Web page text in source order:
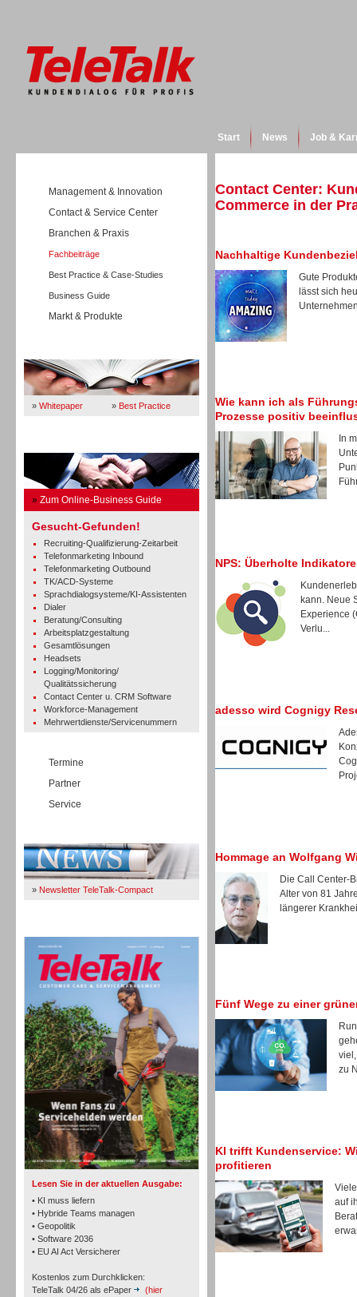
Start News Job &
Management & Innovation
Contact & Service Center
Branchen & Praxis
Fachbeiträge
Best Practice & Case-Studies
Business Guide
Markt & Produkte
» Whitepaper » Best Practice
» Zum Online-Business Guide
Gesucht-Gefunden!
Recruiting-Qualifizierung-Zeitarbeit
Telefonmarketing Inbound
Telefonmarketing Outbound
TK/ACD-Systeme
Sprachdialogsysteme/KI-Assistenten
Dialer
Beratung/Consulting
Arbeitsplatzgestaltung
Gesamtlösungen
Headsets
Logging/Monitoring/
Qualitätssicherung
Contact Center u. CRM Software
Workforce-Management
Mehrwertdienste/Servicenummern
Termine
Partner
Service
» Newsletter TeleTalk-Compact
Lesen Sie in der aktuellen Ausgabe:
• KI muss liefern
• Hybride Teams managen
• Geopolitik
• Software 2036
• EU AI Act Versicherer
Kostenlos zum Durchklicken:
TeleTalk 04/26 als ePaper
(hier
TK- und ACD-Systeme
Workforce-Management
Contact Center:
Commerce in der
Nachhaltige
Gute
lässt sich
Wie kann ich als
Prozesse positiv
In
NPS: Überholte
kann. Neue
Experience
Verlu...
adesso wird Cognigy
Hommage an Wolfgang
Die Call Center-
Alter von 81
längerer
Fünf Wege zu einer
zu
KI trifft Kundenservice:
profitieren
auf